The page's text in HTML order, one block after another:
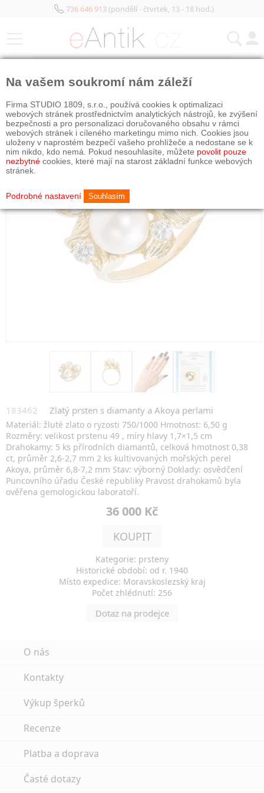
736 646 913(pondělí - čtvrtek, 13 - 18 hod.)
183462 Zlatý prsten s diamanty a Akoya perlami
Materiál: žluté zlato o ryzosti 750/1000 Hmotnost: 6,50 g
Rozměry: velikost prstenu 49 , míry hlavy 1,7×1,5 cm
Drahokamy: 5 ks přírodních diamantů, celková hmotnost 0,38
ct, průměr 2,6-2,7 mm 2 ks kultivovaných mořských perel
Akoya, průměr 6,8-7,2 mm Stav: výborný Doklady: osvědčení
Puncovního úřadu České republiky Pravost drahokamů byla
ověřena gemologickou laboratoří.
36 000 Kč
KOUPIT
Kategorie: prsteny
Historické období: od r. 1940
Místo expedice: Moravskoslezský kraj
Počet zhlédnutí: 256
Dotaz na prodejce
O nás
Kontakty
Výkup šperků
Recenze
Platba a doprava
Časté dotazy
Na vašem soukromí nám záleží
Firma STUDIO 1809, s.r.o., používá cookies k optimalizaci
webových stránek prostřednictvím analytických nástrojů, ke zvýšení
bezpečnosti a pro personalizaci doručovaného obsahu v rámci
webových stránek i cíleného marketingu mimo nich. Cookies jsou
uloženy v naprostém bezpečí vašeho prohlížeče a nedostane se k
nim nikdo, kdo nemá. Pokud nesouhlasíte, můžete povolit pouze
nezbytné cookies, které mají na starost základní funkce webových
stránek.
Podrobné nastavení Souhlasím